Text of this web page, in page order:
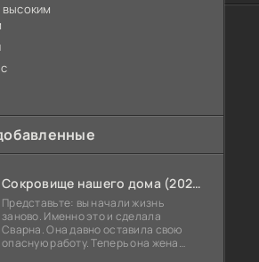
Сокровище нашего дома (2026)
Представьте: вы начали жизнь
заново. Именно это и сделала
Сварна. Она давно оставила свою
опасную работу. Теперь она жена